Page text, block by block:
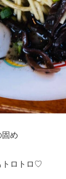
固め
トロトロ♡